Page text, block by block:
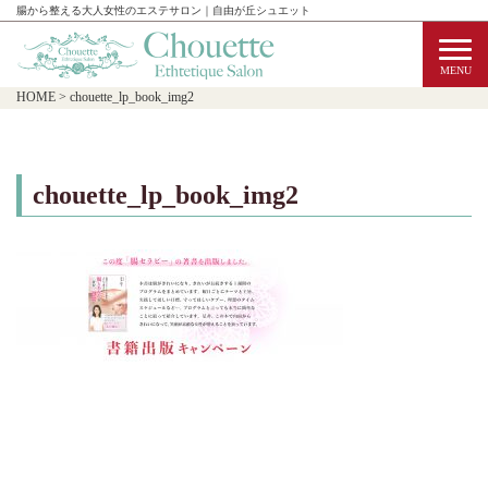
腸から整える大人女性のエステサロン｜自由が丘シュエット
HOME > chouette_lp_book_img2
chouette_lp_book_img2